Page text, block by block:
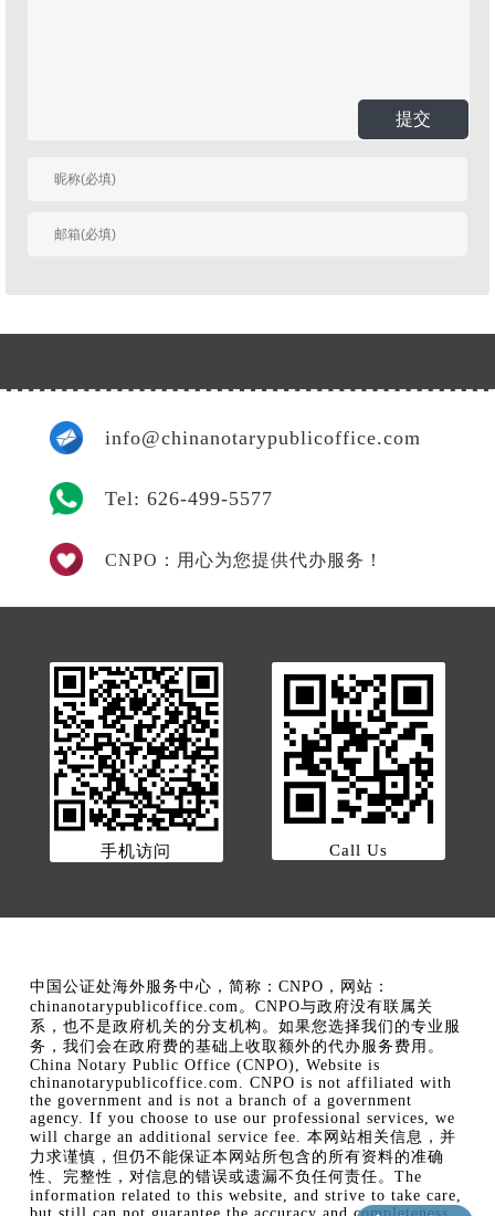
有人回复时邮件通知
我
提交
info@chinanotarypublicoffice.com
Tel: 626-499-5577
CNPO：用心为您提供代办服务！
手机访问 Call Us
中国公证处海外服务中心，简称：CNPO，网站：
chinanotarypublicoffice.com。CNPO与政府没有联属关
系，也不是政府机关的分支机构。如果您选择我们的专业服
务，我们会在政府费的基础上收取额外的代办服务费用。
China Notary Public Office (CNPO), Website is
chinanotarypublicoffice.com. CNPO is not affiliated with
the government and is not a branch of a government
agency. If you choose to use our professional services, we
will charge an additional service fee. 本网站相关信息，并
力求谨慎，但仍不能保证本网站所包含的所有资料的准确
性、完整性，对信息的错误或遗漏不负任何责任。The
information related to this website, and strive to take care,